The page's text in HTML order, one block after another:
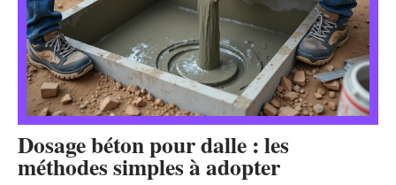
Dosage béton pour dalle : les
méthodes simples à adopter